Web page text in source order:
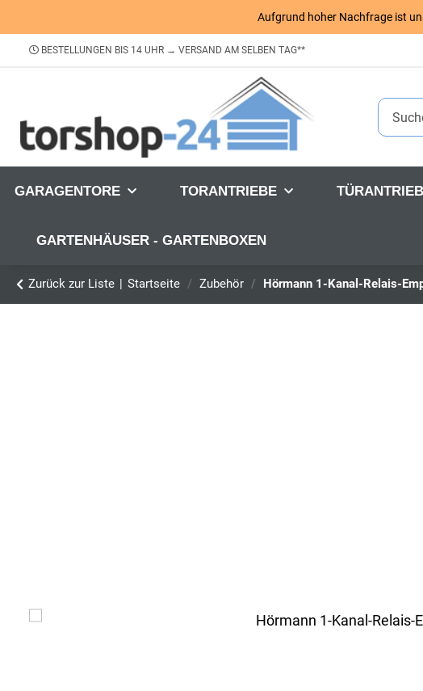
Aufgrund hoher Nachfrage ist
BESTELLUNGEN BIS 14 UHR → VERSAND AM SELBEN TAG**
GARAGENTORE TORANTRIEBE
GARTENHÄUSER - GARTENBOXEN
Zurück zur Liste Startseite Zubehör Hörmann 1-Kanal-Relais-